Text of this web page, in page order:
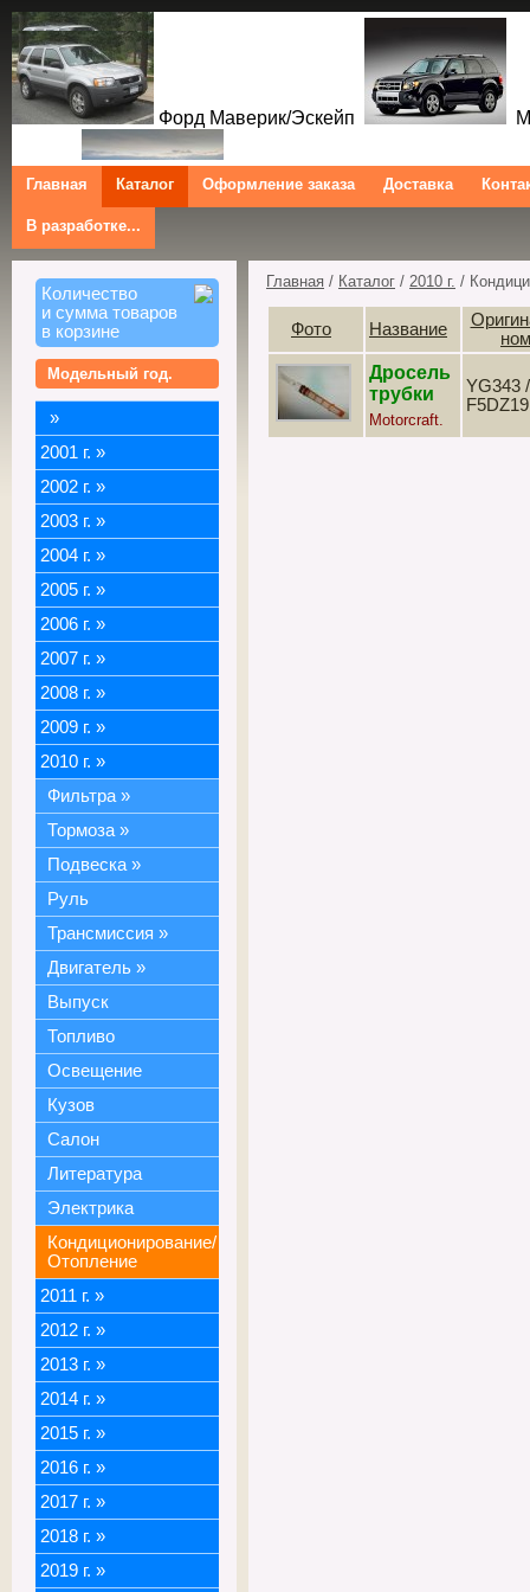
Форд Маверик/Эскейп
Трибют
Ford Maverick/Escape
Tribute Ford Kuga/Escape
Главная Каталог Оформление заказа Доставка
В разработке...
Количество
и сумма товаров
в корзине
Модельный год.
»
2001 г. »
2002 г. »
2003 г. »
2004 г. »
2005 г. »
2006 г. »
2007 г. »
2008 г. »
2009 г. »
2010 г. »
Фильтра »
Тормоза »
Подвеска »
Руль
Трансмиссия »
Двигатель »
Выпуск
Топливо
Освещение
Кузов
Салон
Литература
Электрика
Кондиционирование/
Отопление
2011 г. »
2012 г. »
2013 г. »
2014 г. »
2015 г. »
2016 г. »
2017 г. »
2018 г. »
2019 г. »
Главная / Каталог / 2010 г. /
Фото Название
Дросель
трубки
Motorcraft.
YG343 /